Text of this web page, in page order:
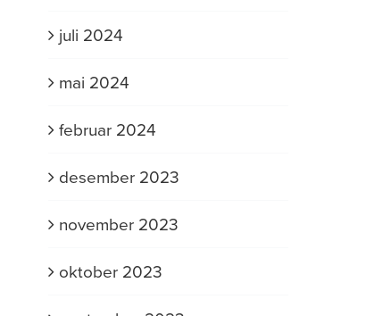
juli 2024
mai 2024
februar 2024
desember 2023
november 2023
oktober 2023